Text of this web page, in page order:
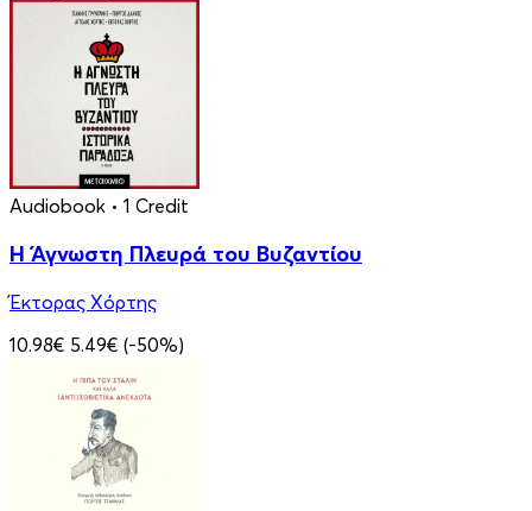
Audiobook • 1 Credit
Η Άγνωστη Πλευρά του Βυζαντίου
Έκτορας Χόρτης
10.98€ 5.49€ (-50%)